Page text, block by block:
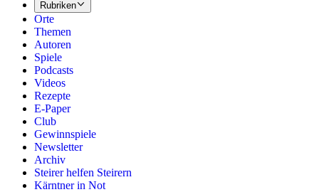
Rubriken
Orte
Themen
Autoren
Spiele
Podcasts
Videos
Rezepte
E-Paper
Club
Gewinnspiele
Newsletter
Archiv
Steirer helfen Steirern
Kärntner in Not